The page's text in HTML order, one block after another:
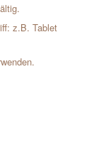
z.B. Tablet